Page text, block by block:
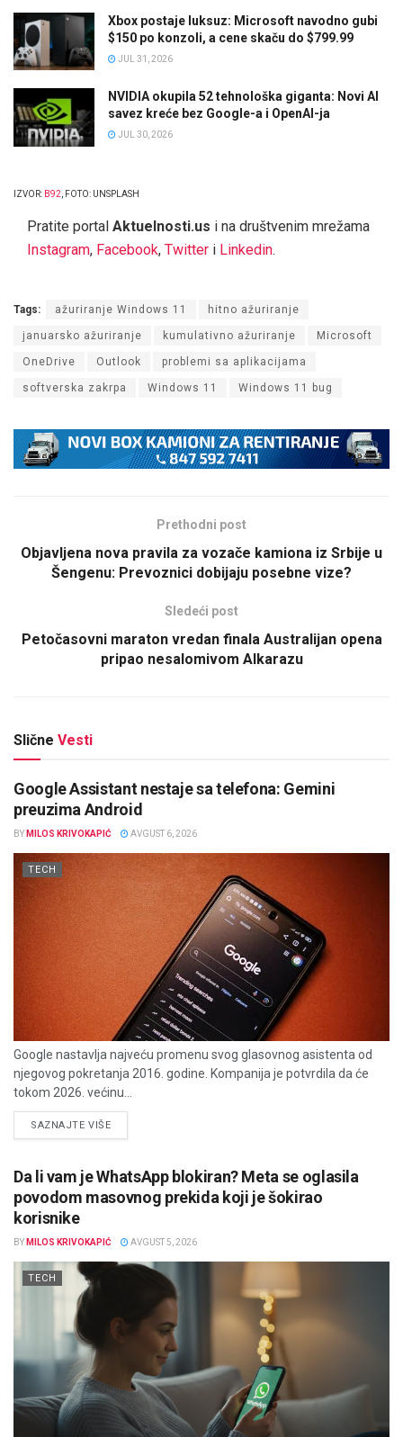
Xbox postaje luksuz: Microsoft navodno gubi
$150 po konzoli, a cene skaču do $799.99
JUL 31, 2026
NVIDIA okupila 52 tehnološka giganta: Novi AI
savez kreće bez Google-a i OpenAI-ja
JUL 30, 2026
IZVOR: B92 , FOTO: UNSPLASH
Pratite portal Aktuelnosti.us i na društvenim mrežama
Instagram, Facebook, Twitter i Linkedin.
Tags: ažuriranje Windows 11 hitno ažuriranje
januarsko ažuriranje kumulativno ažuriranje Microsoft
OneDrive Outlook problemi sa aplikacijama
softverska zakrpa Windows 11 Windows 11 bug
Prethodni post
Objavljena nova pravila za vozače kamiona iz Srbije u
Šengenu: Prevoznici dobijaju posebne vize?
Sledeći post
Petočasovni maraton vredan finala Australijan opena
pripao nesalomivom Alkarazu
Slične Vesti
Google Assistant nestaje sa telefona: Gemini
preuzima Android
BY MILOS KRIVOKAPIĆ AVGUST 6, 2026
TECH
Google nastavlja najveću promenu svog glasovnog asistenta od
njegovog pokretanja 2016. godine. Kompanija je potvrdila da će
tokom 2026. većinu...
SAZNAJTE VIŠEDETAILS
Da li vam je WhatsApp blokiran? Meta se oglasila
povodom masovnog prekida koji je šokirao
korisnike
BY MILOS KRIVOKAPIĆ AVGUST 5, 2026
TECH